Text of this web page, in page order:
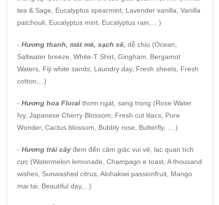
tea & Sage, Eucalyptus spearmint, Lavender vanilla, Vanilla
patchouli, Eucalyptus mint, Eucalyptus rain,... )
- Hương thanh, mát mẻ, sạch sẽ, dễ chịu (Ocean,
Saltwater breeze, White-T Shirt, Gingham, Bergamot
Waters, Fiji white sands, Laundry day, Fresh sheets, Fresh
cotton,...)
- Hương hoa Floral thơm ngát, sang trọng (Rose Water
Ivy, Japanese Cherry Blossom, Fresh cut lilacs, Pure
Wonder, Cactus blossom, Bubbly rose, Butterfly, ... )
- Hương trái cây đem đến cảm giác vui vẻ, lạc quan tích
cực (Watermelon lemonade, Champagn.e toast, A thousand
wishes, Sunwashed citrus, Alohakiwi passionfruit, Mango
mai tai, Beautiful day,.. )